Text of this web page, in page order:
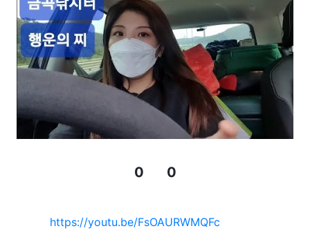
0
0
관련자료https://youtu.be/FsOAURWMQFc